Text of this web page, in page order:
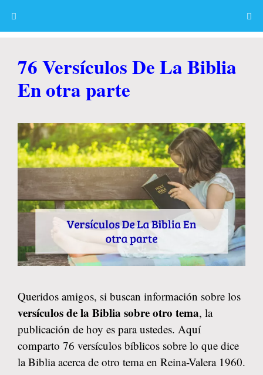
76 Versículos De La Biblia
En otra parte
Queridos amigos, si buscan información sobre los
versículos de la Biblia sobre otro tema, la
publicación de hoy es para ustedes. Aquí
comparto 76 versículos bíblicos sobre lo que dice
la Biblia acerca de otro tema en Reina-Valera 1960.